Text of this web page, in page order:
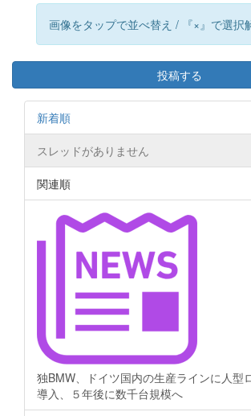
画像をタップで並べ替え / 『×』で選択
投稿する
新着順
スレッドがありません
関連順
独BMW、ドイツ国内の生産ラインに人型
導入、５年後に数千台規模へ